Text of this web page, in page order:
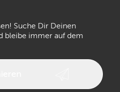
Epiphone
Suche Dir Deinen
bleibe immer auf dem